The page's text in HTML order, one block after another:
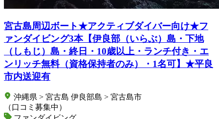
宮古島周辺ボート★アクティブダイバー向け★フ
ァンダイビング3本【伊良部（いらぶ）島・下地
（しもじ）島・終日・10歳以上・ランチ付き・エ
ンリッチ無料（資格保持者のみ）・1名可】★平良
市内送迎有
沖縄県 > 宮古島 伊良部島 > 宮古島市
（口コミ募集中）